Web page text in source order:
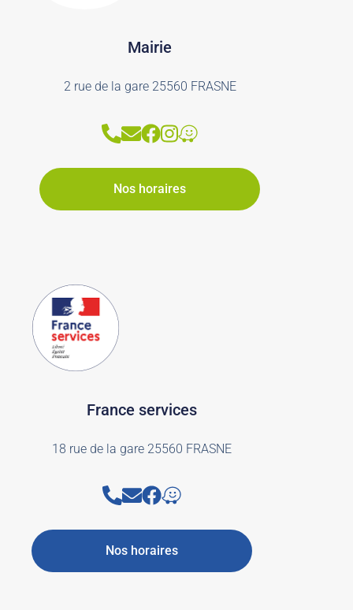
Mairie
2 rue de la gare 25560 FRASNE
Nos horaires
France services
18 rue de la gare 25560 FRASNE
Nos horaires